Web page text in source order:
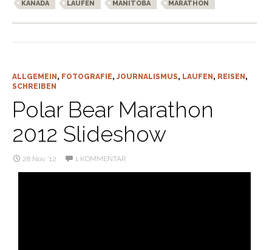
KANADA LAUFEN MANITOBA MARATHON
ALLGEMEIN , FOTOGRAFIE, JOURNALISMUS, LAUFEN , REISEN ,
SCHREIBEN
Polar Bear Marathon
2012 Slideshow
28 Nov. ’12 1 KOMMENTAR